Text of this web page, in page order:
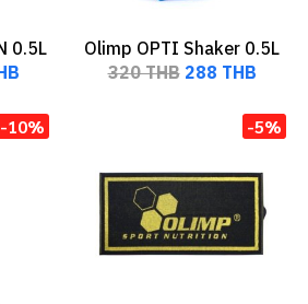
0.5L
Olimp OPTI Shaker 0.5L
320 THB 288 THB
-10% -5%